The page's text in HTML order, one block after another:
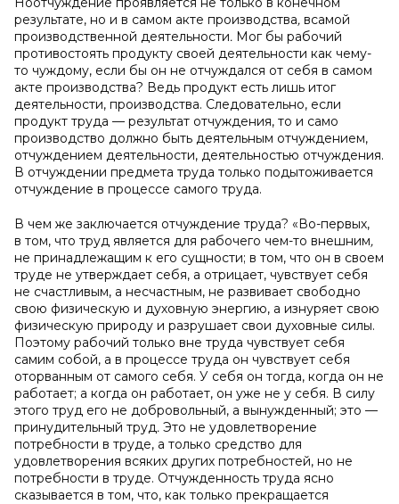
результате, но и в самом акте производства, всамой
производственной деятельности. Мог бы рабочий
противостоять продукту своей деятельности как чему-
то чуждому, если бы он не отчуждался от себя в самом
акте производства? Ведь продукт есть лишь итог
деятельности, производства. Следовательно, если
продукт труда — результат отчуждения, то и само
производство должно быть деятельным отчуждением,
отчуждением деятельности, деятельностью отчуждения.
В отчуждении предмета труда только подытоживается
отчуждение в процессе самого труда.
В чем же заключается отчуждение труда? «Во-первых,
в том, что труд является для рабочего чем-то внешним,
не принадлежащим к его сущности; в том, что он в своем
труде не утверждает себя, а отрицает, чувствует себя
не счастливым, а несчастным, не развивает свободно
свою физическую и духовную энергию, а изнуряет свою
физическую природу и разрушает свои духовные силы.
Поэтому рабочий только вне труда чувствует себя
самим собой, а в процессе труда он чувствует себя
оторванным от самого себя. У себя он тогда, когда он не
работает; а когда он работает, он уже не у себя. В силу
этого труд его не добровольный, а вынужденный; это —
принудительный труд. Это не удовлетворение
потребности в труде, а только средство для
удовлетворения всяких других потребностей, но не
потребности в труде. Отчужденность труда ясно
сказывается в том, что, как только прекращается